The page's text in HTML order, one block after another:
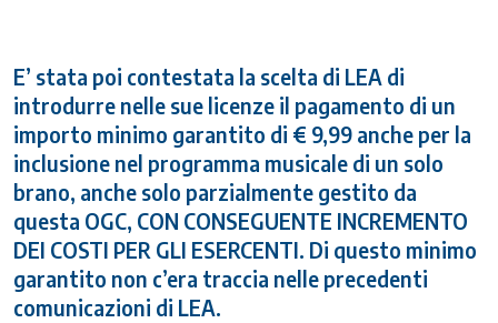
E’ stata poi contestata la scelta di LEA di
introdurre nelle sue licenze il pagamento di un
importo minimo garantito di € 9,99 anche per la
inclusione nel programma musicale di un solo
brano, anche solo parzialmente gestito da
questa OGC, CON CONSEGUENTE INCREMENTO
DEI COSTI PER GLI ESERCENTI. Di questo minimo
garantito non c’era traccia nelle precedenti
comunicazioni di LEA.